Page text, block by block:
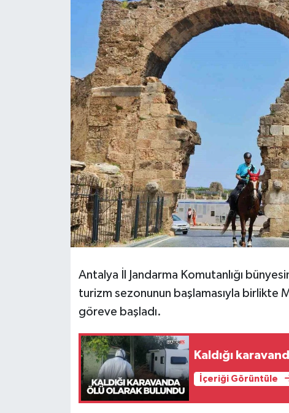
Antalya İl Jandarma Komutanlığı
turizm sezonunun başlamasıyla birlikte
göreve başladı.
Kaldığı
İçeriği Görüntüle
HABERDE İNSAN
KÜLTÜR SANAT
MAGAZİN
POLİTİKA
RESMİ İLANLAR
SAĞLIK
Teknoloji